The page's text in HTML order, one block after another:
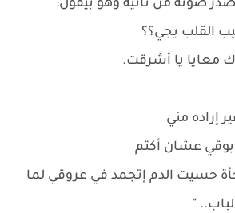
صدر صوته من تانية وهو بيقول: "
القلب يجي؟؟
معايا يا أشرقت.
إراده مني
عشان أكتم
حسيت الدم إتجمد في عروقي لما
"